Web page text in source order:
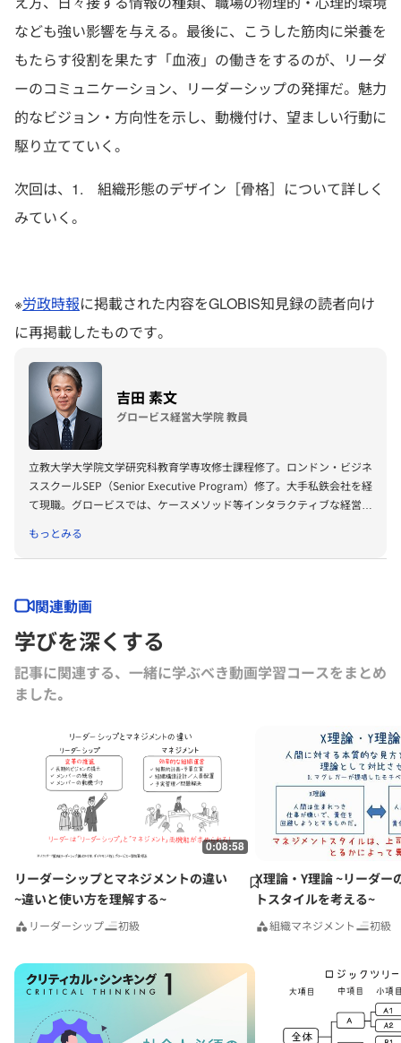
なども強い影響を与える。最後に、こうした筋肉に栄養を
もたらす役割を果たす「血液」の働きをするのが、リーダ
ーのコミュニケーション、リーダーシップの発揮だ。魅力
的なビジョン・方向性を示し、動機付け、望ましい行動に
駆り立てていく。
次回は、1. 組織形態のデザイン［骨格］について詳しく
みていく。
※労政時報に掲載された内容をGLOBIS知見録の読者向け
に再掲載したものです。
吉田 素文
グロービス経営大学院 教員
立教大学大学院文学研究科教育学専攻修士課程修了。ロンドン・ビジネ
ススクールSEP（Senior Executive Program）修了。大手私鉄会社を経
て現職。グロービスでは、ケースメソッド等インタラクティブな経営教
考・問題解決・コミュニケーション・経営戦略・リーダーシップ・アカ
ウンティング・組織論等の経営の広範な領域においてのコンセプト・プ
企業での経営者育成、シニアマネジメント向けプログラムの設計、およ
び企業の実際の戦略・組織課題を扱うセッションの講師を多数務める。
著書に『ファシリテーションの教科書』（東洋経済新報社）がある。
もっとみる
関連動画
学びを深くする
記事に関連する、一緒に学ぶべき動画学習コースをまとめ
ました｡
0:08:58
リーダーシップとマネジメントの違い
~違いと使い方を理解する~
リーダーシップ 初級
X理論・Y理論 ~リーダー
トスタイルを考える~
組織マネジメント 初級